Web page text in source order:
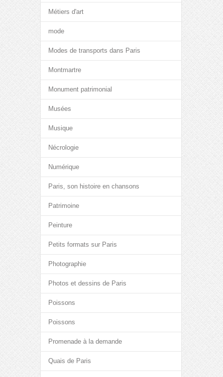
Métiers d'art
mode
Modes de transports dans Paris
Montmartre
Monument patrimonial
Musées
Musique
Nécrologie
Numérique
Paris, son histoire en chansons
Patrimoine
Peinture
Petits formats sur Paris
Photographie
Photos et dessins de Paris
Poissons
Poissons
Promenade à la demande
Quais de Paris